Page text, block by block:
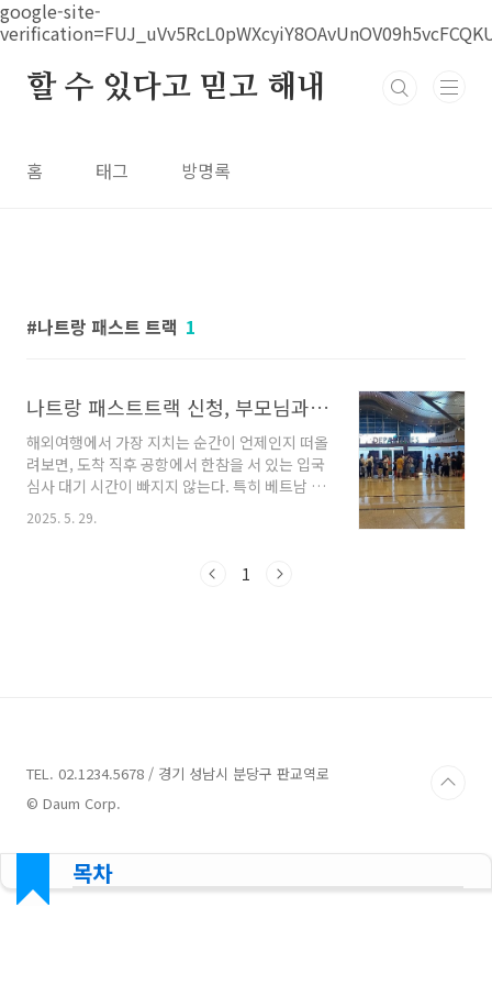
google-site-
본문 바로가기
할 수 있다고 믿고 해내
홈 태그 방명록
나트랑 패스트 트랙 1
나트랑 패스트트랙 신청, 부모님과 나트랑 간다면 필수
해외여행에서 가장 지치는 순간이 언제인지 떠올
려보면, 도착 직후 공항에서 한참을 서 있는 입국
심사 대기 시간이 빠지지 않는다. 특히 베트남 냐
짱의 깜란 국제공항(CXR)은 입국 대기줄이 길기
로 유명하다. 실제 후기를 보면 입국심사에만 평
이번 냐짱 여행에서 나는 이 문제를 사전에 차단
2025. 5. 29.
1
TEL. 02.1234.5678 / 경기 성남시 분당구 판교역로
© Daum Corp.
목차